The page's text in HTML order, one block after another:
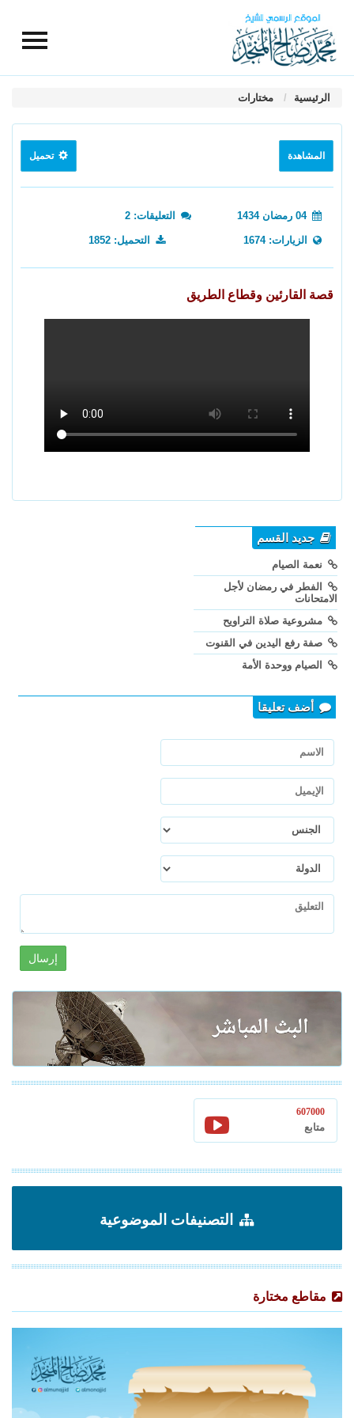
الرئيسية مختارات
المشاهدة تحميل
04 رمضان 1434 التعليقات: 2
الزيارات: 1674 التحميل: 1852
قصة القارئين وقطاع الطريق
جديد القسم
نعمة الصيام
الفطر في رمضان لأجل
الامتحانات
مشروعية صلاة التراويح
صفة رفع اليدين في القنوت
الصيام ووحدة الأمة
أضف تعليقا
إرسال
607000
متابع
التصنيفات الموضوعية
مقاطع مختارة